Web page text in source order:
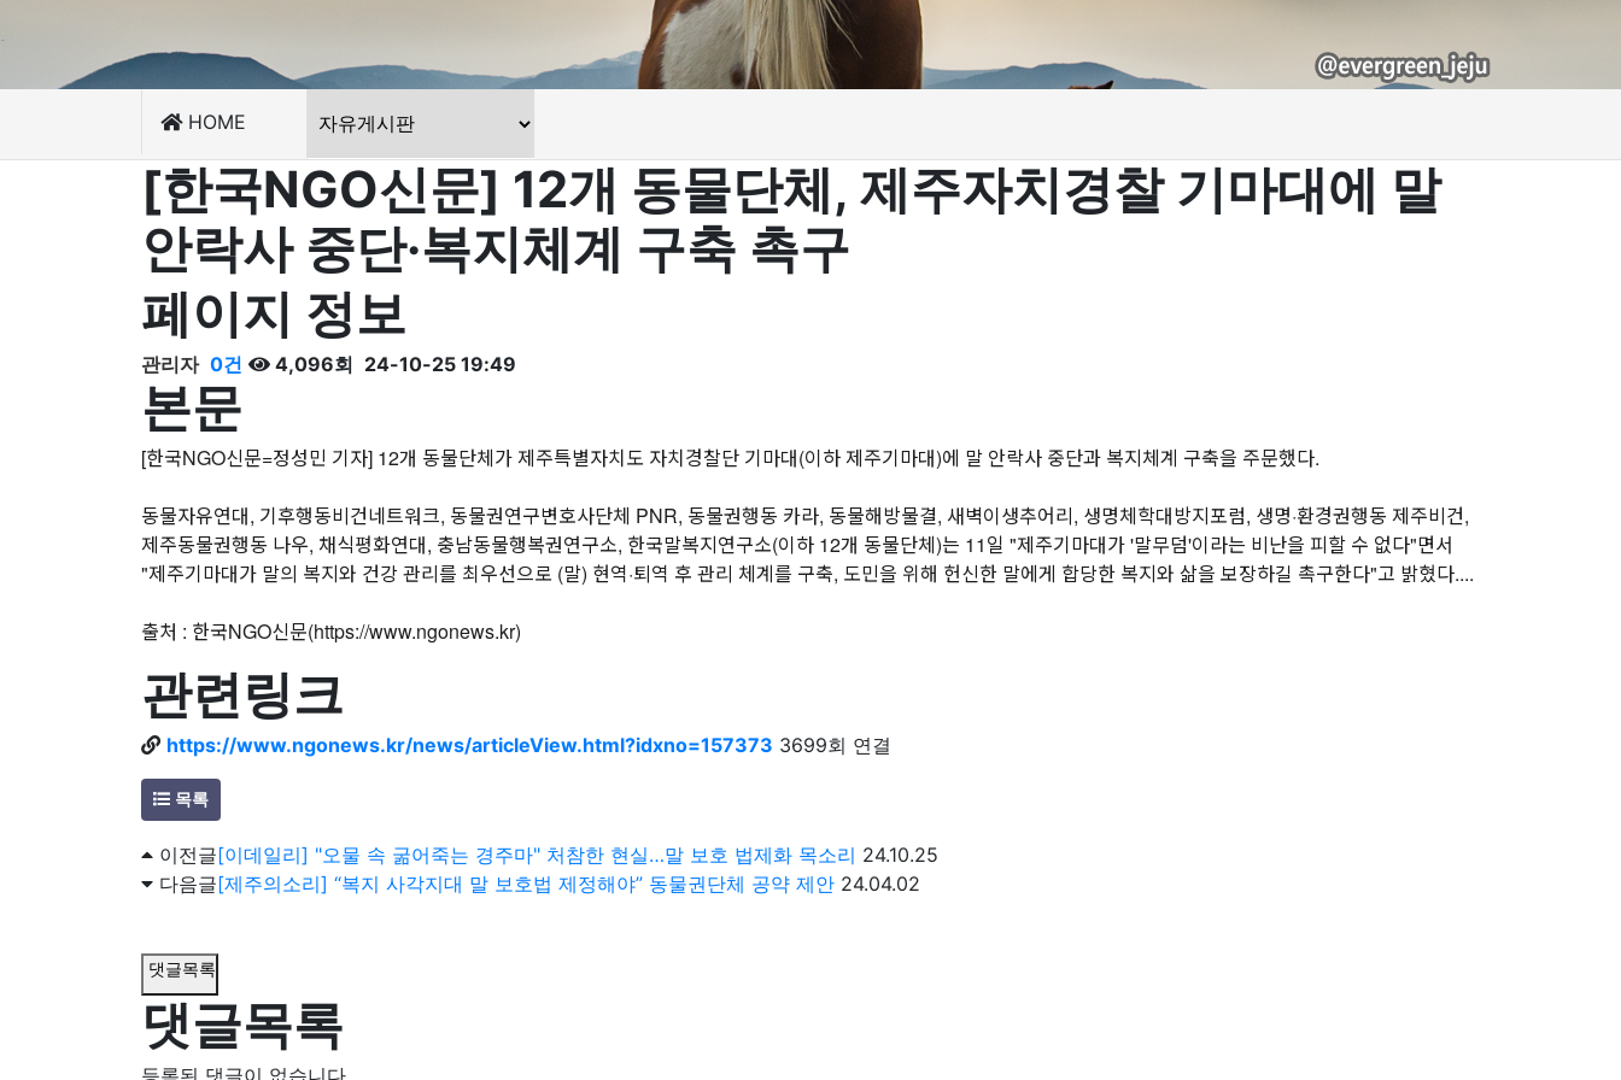
HOME
[한국NGO신문] 12개 동물단체, 제주자치경찰 기마대에 말
안락사 중단·복지체계 구축 촉구
페이지 정보
관리자 0건 4,096회 24-10-25 19:49
본문
[한국NGO신문=정성민 기자] 12개 동물단체가 제주특별자치도 자치경찰단 기마대(이하 제주기마대)에 말 안락사 중단과 복지체계 구축을 주문했다.
동물자유연대, 기후행동비건네트워크, 동물권연구변호사단체 PNR, 동물권행동 카라, 동물해방물결, 새벽이생추어리, 생명체학대방지포럼, 생명·환경권행동 제주비건,
제주동물권행동 나우, 채식평화연대, 충남동물행복권연구소, 한국말복지연구소(이하 12개 동물단체)는 11일 "제주기마대가 '말무덤'이라는 비난을 피할 수 없다"면서
"제주기마대가 말의 복지와 건강 관리를 최우선으로 (말) 현역·퇴역 후 관리 체계를 구축, 도민을 위해 헌신한 말에게 합당한 복지와 삶을 보장하길 촉구한다"고 밝혔다....
출처 : 한국NGO신문(https://www.ngonews.kr)
관련링크
https://www.ngonews.kr/news/articleView.html?idxno=157373 3699회 연결
목록
이전글[이데일리] "오물 속 굶어죽는 경주마" 처참한 현실…말 보호 법제화 목소리 24.10.25
다음글[제주의소리] “복지 사각지대 말 보호법 제정해야” 동물권단체 공약 제안 24.04.02
댓글목록
댓글목록
등록된 댓글이 없습니다.